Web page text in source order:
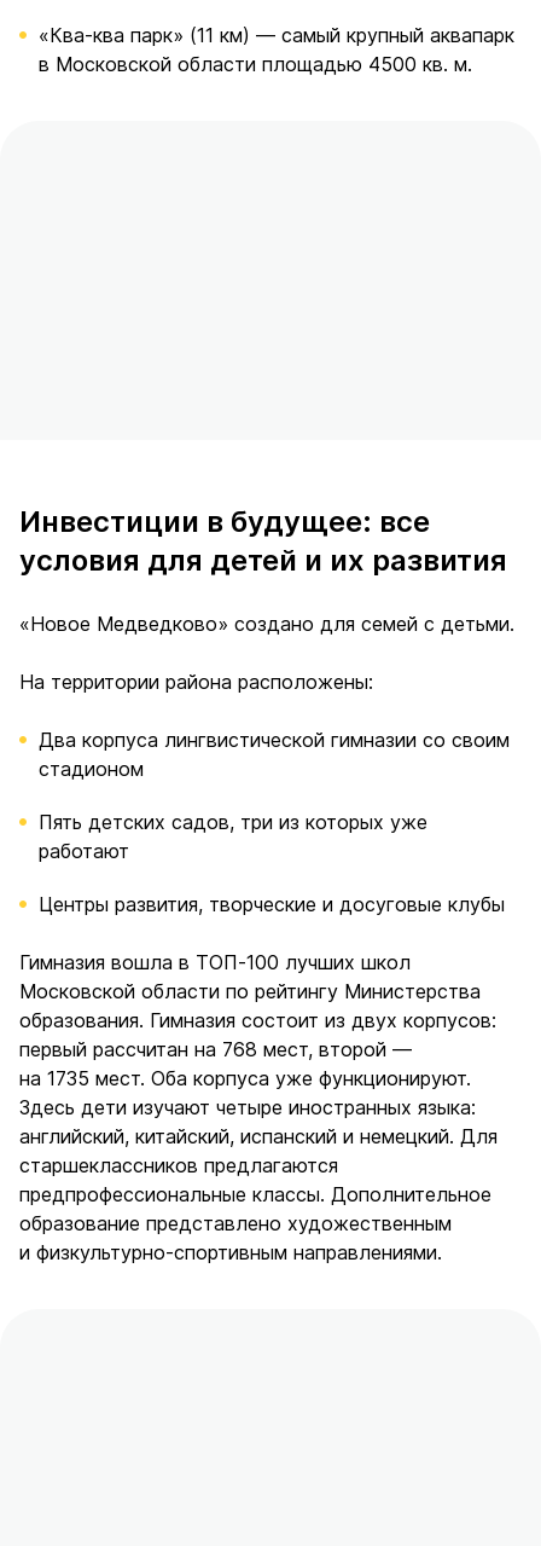
«Ква-ква парк» (11 км) — самый крупный аквапарк
в Московской области площадью 4500 кв. м.
Инвестиции в будущее: все
условия для детей и их развития
«Новое Медведково» создано для семей с детьми.
На территории района расположены:
Два корпуса лингвистической гимназии со своим
стадионом
Пять детских садов, три из которых уже
работают
Центры развития, творческие и досуговые клубы
Гимназия вошла в ТОП-100 лучших школ
Московской области по рейтингу Министерства
образования. Гимназия состоит из двух корпусов:
первый рассчитан на 768 мест, второй —
на 1735 мест. Оба корпуса уже функционируют.
Здесь дети изучают четыре иностранных языка:
английский, китайский, испанский и немецкий. Для
старшеклассников предлагаются
предпрофессиональные классы. Дополнительное
образование представлено художественным
и физкультурно-спортивным направлениями.